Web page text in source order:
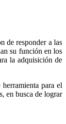
de responder a las
su función en los
la adquisición de
para el
en busca de lograr